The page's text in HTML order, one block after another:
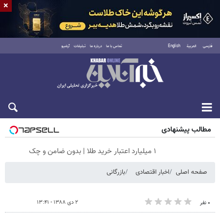
فارسی العربية English تماس با ما درباره ما تبلیغات آرشیو
جمعه ۱۶ مرداد ۱۴۰۵
مطالب پیشنهادی
۱ میلیارد اعتبار خرید طلا | بدون ضامن و چک
صفحه اصلی اخبار اقتصادی بازرگانی
۰ نفر ۲ دی ۱۳۸۸ - ۱۳:۴۱
×